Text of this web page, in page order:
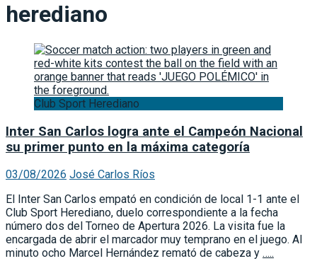
herediano
Club Sport Herediano
Inter San Carlos logra ante el Campeón Nacional
su primer punto en la máxima categoría
03/08/2026 José Carlos Ríos
El Inter San Carlos empató en condición de local 1-1 ante el
Club Sport Herediano, duelo correspondiente a la fecha
número dos del Torneo de Apertura 2026. La visita fue la
encargada de abrir el marcador muy temprano en el juego. Al
minuto ocho Marcel Hernández remató de cabeza y …..